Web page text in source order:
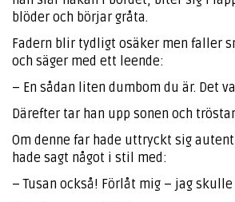
blöder och börjar gråta.
Fadern blir tydligt osäker men faller
och säger med ett leende:
– En sådan liten dumbom du är. Det
Därefter tar han upp sonen och
Om denne far hade uttryckt sig
hade sagt något i stil med:
– Tusan också! Förlåt mig – jag